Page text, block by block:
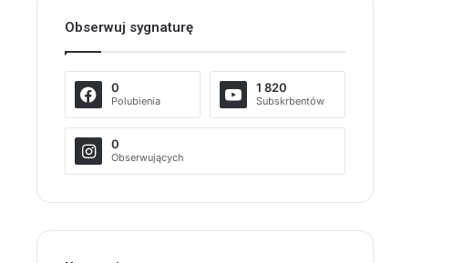
Obserwuj sygnaturę
0
Polubienia
1 820
Subskrbentów
0
Obserwujących